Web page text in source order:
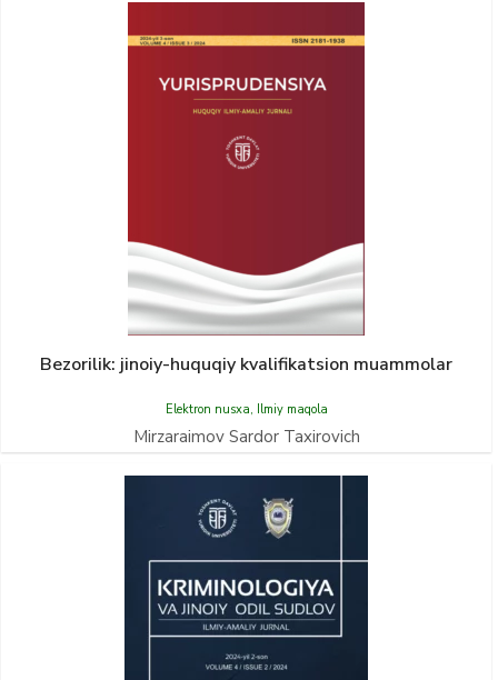
Bezorilik: jinoiy-huquqiy kvalifikatsion muammolar
Elektron nusxa, Ilmiy maqola
Mirzaraimov Sardor Taxirovich